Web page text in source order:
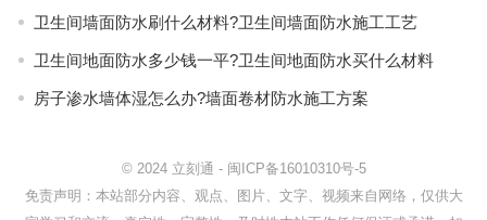
卫生间墙面防水刷什么材料?卫生间墙面防水施工工艺
卫生间地面防水多少钱一平?卫生间地面防水买什么材料
房子渗水墙体湿怎么办?墙面卷材防水施工方案
© 2024 立刻通 - 闽ICP备16010310号-5
免责声明：本站部分内容、观点、图片、文字、视频来自网络，仅供大